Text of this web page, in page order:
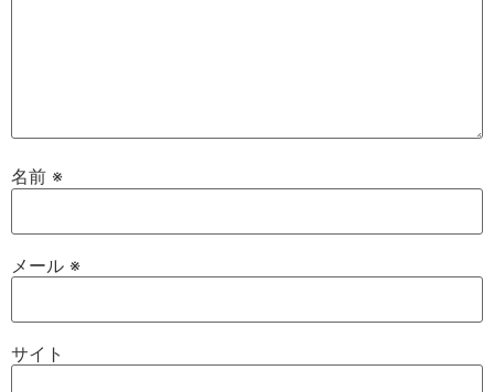
名前 ※
メール ※
サイト